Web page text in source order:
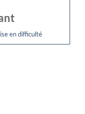
en difficulté